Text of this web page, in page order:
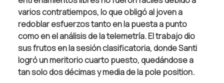
varios contratiempos, lo que obligó al joven a
redoblar esfuerzos tanto en la puesta a punto
como en el análisis de la telemetría. El trabajo dio
sus frutos en la sesión clasificatoria, donde Santi
logró un meritorio cuarto puesto, quedándose a
tan solo dos décimas y media de la pole position.